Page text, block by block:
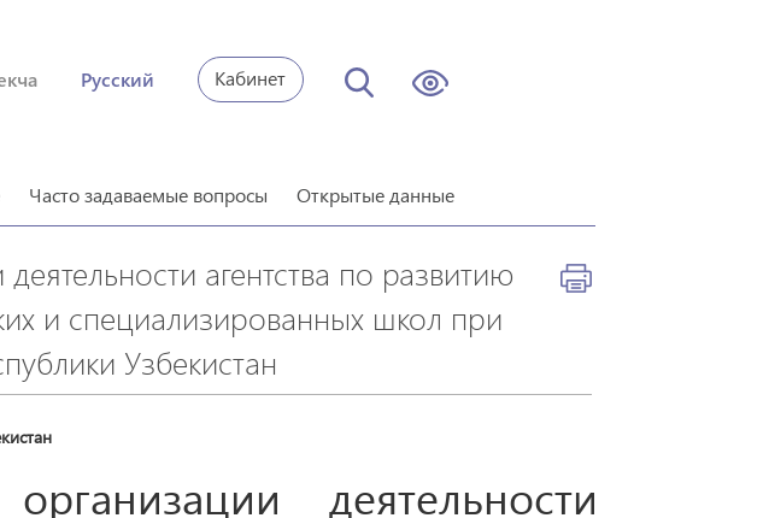
Русский Кабинет
Часто задаваемые вопросы Открытые данные
агентства по развитию
и специализированных школ при
Узбекистан​